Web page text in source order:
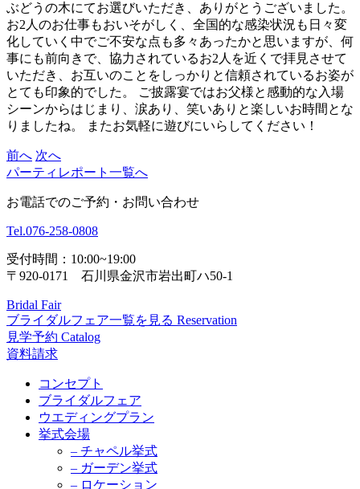
ぶどうの木にてお選びいただき、ありがとうございました。
お2人のお仕事もおいそがしく、全国的な感染状況も日々変
化していく中でご不安な点も多々あったかと思いますが、何
事にも前向きで、協力されているお2人を近くで拝見させて
いただき、お互いのことをしっかりと信頼されているお姿が
とても印象的でした。 ご披露宴ではお父様と感動的な入場
シーンからはじまり、涙あり、笑いありと楽しいお時間とな
りましたね。 またお気軽に遊びにいらしてください！
前へ 次へ
パーティレポート一覧へ
お電話でのご予約・お問い合わせ
Tel.076-258-0808
受付時間：10:00~19:00
〒920-0171 石川県金沢市岩出町ハ50-1
Bridal Fair
ブライダルフェア一覧を見る Reservation
見学予約 Catalog
資料請求
コンセプト
ブライダルフェア
ウエディングプラン
挙式会場
– チャペル挙式
– ガーデン挙式
– ロケーション